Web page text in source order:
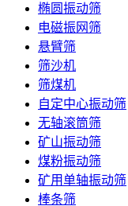
椭圆振动筛
电磁振网筛
悬臂筛
筛沙机
筛煤机
自定中心振动筛
无轴滚筒筛
矿山振动筛
煤粉振动筛
矿用单轴振动筛
棒条筛